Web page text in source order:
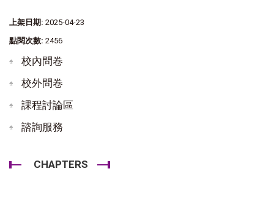
上架日期: 2025-04-23
點閱次數: 2456
校內問卷
校外問卷
課程討論區
諮詢服務
CHAPTERS